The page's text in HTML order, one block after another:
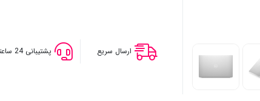
ارسال سریع پشتیبانی 24 ساعته